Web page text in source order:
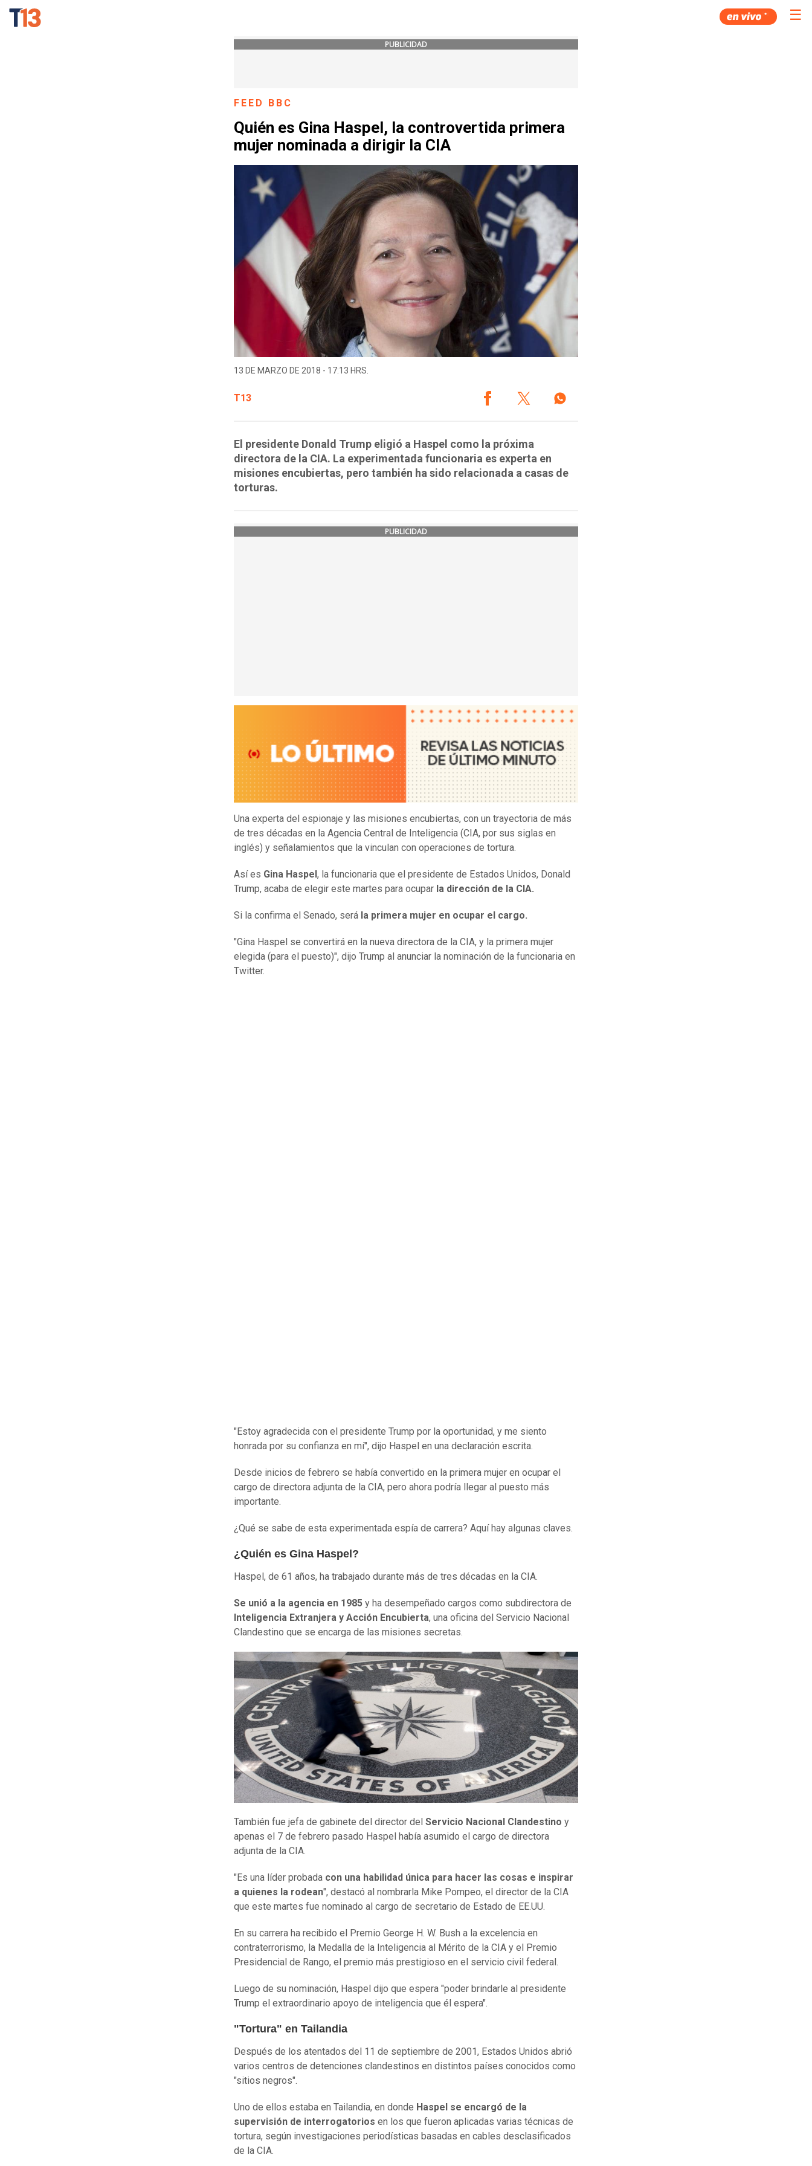
☰
PUBLICIDAD
FEED BBC
Quién es Gina Haspel, la controvertida primera
mujer nominada a dirigir la CIA
13 DE MARZO DE 2018 - 17:13 HRS.
T13
El presidente Donald Trump eligió a Haspel como la próxima
directora de la CIA. La experimentada funcionaria es experta en
misiones encubiertas, pero también ha sido relacionada a casas de
torturas.
PUBLICIDAD
Una experta del espionaje y las misiones encubiertas, con un trayectoria de más
de tres décadas en la Agencia Central de Inteligencia (CIA, por sus siglas en
inglés) y señalamientos que la vinculan con operaciones de tortura.
Así es Gina Haspel , la funcionaria que el presidente de Estados Unidos, Donald
Trump, acaba de elegir este martes para ocupar la dirección de la CIA.
Si la confirma el Senado, será la primera mujer en ocupar el cargo.
"Gina Haspel se convertirá en la nueva directora de la CIA, y la primera mujer
elegida (para el puesto)", dijo Trump al anunciar la nominación de la funcionaria en
Twitter.
"Estoy agradecida con el presidente Trump por la oportunidad, y me siento
honrada por su confianza en mí", dijo Haspel en una declaración escrita.
Desde inicios de febrero se había convertido en la primera mujer en ocupar el
cargo de directora adjunta de la CIA, pero ahora podría llegar al puesto más
importante.
¿Qué se sabe de esta experimentada espía de carrera? Aquí hay algunas claves.
¿Quién es Gina Haspel?
Haspel, de 61 años, ha trabajado durante más de tres décadas en la CIA.
Se unió a la agencia en 1985 y ha desempeñado cargos como subdirectora de
Inteligencia Extranjera y Acción Encubierta, una oficina del Servicio Nacional
Clandestino que se encarga de las misiones secretas.
También fue jefa de gabinete del director del Servicio Nacional Clandestino y
apenas el 7 de febrero pasado Haspel había asumido el cargo de directora
adjunta de la CIA.
"Es una líder probada con una habilidad única para hacer las cosas e inspirar
a quienes la rodean", destacó al nombrarla Mike Pompeo, el director de la CIA
que este martes fue nominado al cargo de secretario de Estado de EE.UU.
En su carrera ha recibido el Premio George H. W. Bush a la excelencia en
contraterrorismo, la Medalla de la Inteligencia al Mérito de la CIA y el Premio
Presidencial de Rango, el premio más prestigioso en el servicio civil federal.
Luego de su nominación, Haspel dijo que espera "poder brindarle al presidente
Trump el extraordinario apoyo de inteligencia que él espera".
"Tortura" en Tailandia
Después de los atentados del 11 de septiembre de 2001, Estados Unidos abrió
varios centros de detenciones clandestinos en distintos países conocidos como
"sitios negros".
Uno de ellos estaba en Tailandia, en donde Haspel se encargó de la
supervisión de interrogatorios en los que fueron aplicadas varias técnicas de
tortura, según investigaciones periodísticas basadas en cables desclasificados
de la CIA.